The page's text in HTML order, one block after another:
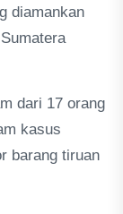
diamankan
dari 17 orang
kasus
barang tiruan